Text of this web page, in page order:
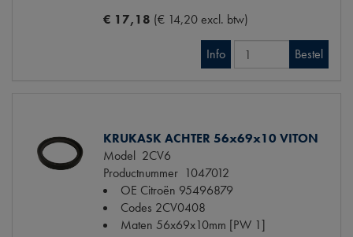
€ 17,18 (€ 14,20 excl. btw)
Info Bestel
KRUKASK ACHTER 56x69x10 VITON
Model 2CV6
Productnummer 1047012
OE Citroën 95496879
Codes 2CV0408
Maten 56x69x10mm [PW 1]